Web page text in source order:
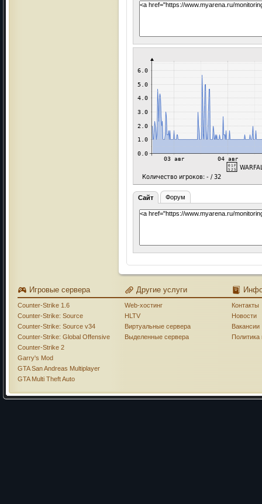
Сайт Форум
Игровые сервера
Counter-Strike 1.6
Counter-Strike: Source
Counter-Strike: Source v34
Counter-Strike: Global Offensive
Counter-Strike 2
Garry's Mod
GTA San Andreas Multiplayer
GTA Multi Theft Auto
Другие услуги
Web-хостинг
HLTV
Виртуальные сервера
Выделенные сервера
Контакты
Новости
Вакансии
Политика